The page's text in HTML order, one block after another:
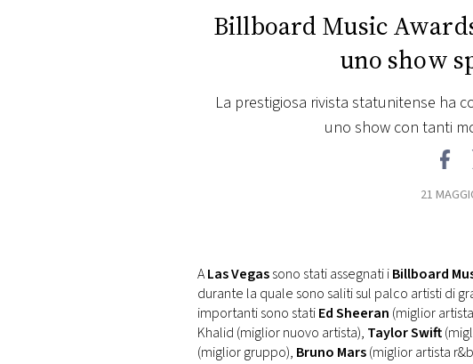
VIDEO
PRINCIPATO
Billboard Music
uno show
La prestigiosa rivista statunitense ha
uno show con tanti
21
ALas Vegassono stati assegnati iBillboard
durante la quale sono saliti sul palco artisti di
importanti sono statiEd Sheeran (miglior
Khalid (miglior nuovo artista), Taylor Swift
(miglior gruppo), Bruno Mars(miglior artista